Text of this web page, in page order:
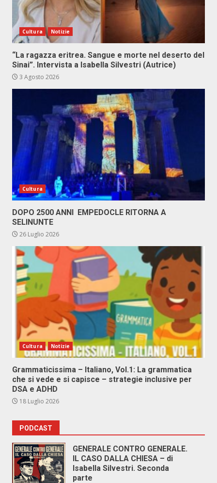
Cultura Notizie
“La ragazza eritrea. Sangue e morte nel deserto del
Sinai”. Intervista a Isabella Silvestri (Autrice)
3 Agosto 2026
Cultura
DOPO 2500 ANNI EMPEDOCLE RITORNA A
SELINUNTE
26 Luglio 2026
Cultura Notizie
Grammaticissima – Italiano, Vol.1: La grammatica
che si vede e si capisce – strategie inclusive per
DSA e ADHD
18 Luglio 2026
PODCAST
GENERALE CONTRO GENERALE.
IL CASO DALLA CHIESA – di
Isabella Silvestri. Seconda
parte